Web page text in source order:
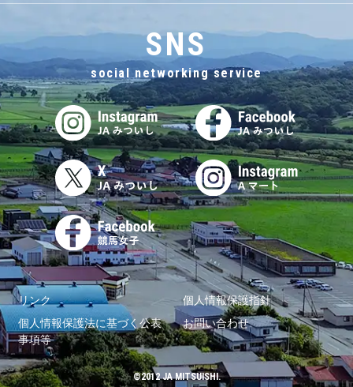
SNS
social networking service
リンク
個人情報保護指針
個人情報保護法に基づく公表
事項等
お問い合わせ
©2012 JA MITSUISHI.